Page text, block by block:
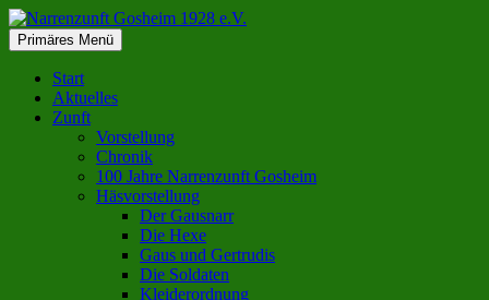
Zum
Inhalt
springen
Narrenzunft Gosheim 1928 e.V.
Suchen
Primäres Menü
Start
Aktuelles
Zunft
Vorstellung
Chronik
100 Jahre Narrenzunft Gosheim
Häsvorstellung
Der Gausnarr
Die Hexe
Gaus und Gertrudis
Die Soldaten
Kleiderordnung